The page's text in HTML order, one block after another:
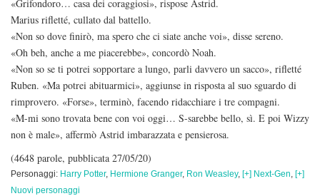
«Grifondoro… casa dei coraggiosi», rispose Astrid.
Marius rifletté, cullato dal battello.
«Non so dove finirò, ma spero che ci siate anche voi», disse sereno.
«Oh beh, anche a me piacerebbe», concordò Noah.
«Non so se ti potrei sopportare a lungo, parli davvero un sacco», rifletté
Ruben. «Ma potrei abituarmici», aggiunse in risposta al suo sguardo di
rimprovero. «Forse», terminò, facendo ridacchiare i tre compagni.
«M-mi sono trovata bene con voi oggi… S-sarebbe bello, sì. E poi Wizzy
non è male», affermò Astrid imbarazzata e pensierosa.
(4648 parole, pubblicata 27/05/20)
Personaggi: Harry Potter, Hermione Granger, Ron Weasley, [+] Next-Gen, [+]
Nuovi personaggi